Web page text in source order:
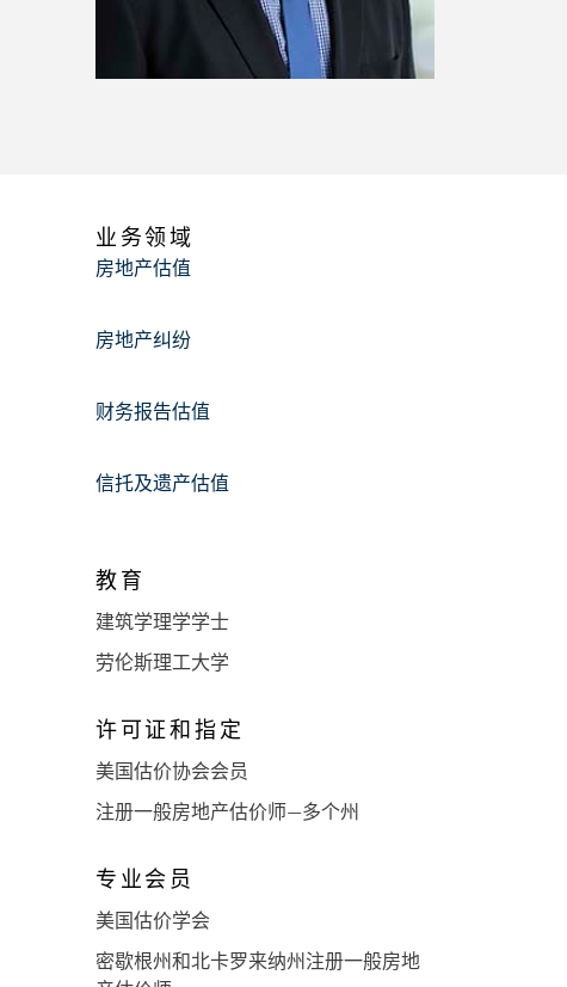
业务领域
房地产估值
房地产纠纷
财务报告估值
信托及遗产估值
教育
建筑学理学学士
劳伦斯理工大学
许可证和指定
美国估价协会会员
注册一般房地产估价师—多个州
专业会员
美国估价学会
密歇根州和北卡罗来纳州注册一般房地